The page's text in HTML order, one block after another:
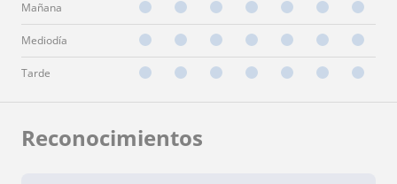
Mañana
Mediodía
Tarde
Reconocimientos